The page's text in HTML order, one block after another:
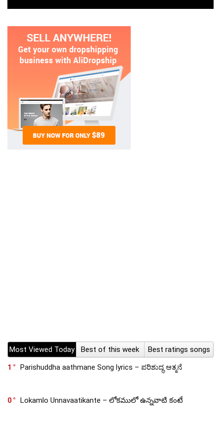
Most Viewed Today Best of this week
Best ratings songs
1
Parishuddha aathmane Song lyrics – ಪರಿಶುದ್ಧ ಆತ್ಮನೆ
0 Lokamlo Unnavaatikante – లోకములో ఉన్నవాటి కంటే